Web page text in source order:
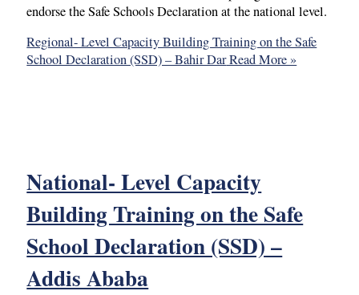
endorse the Safe Schools Declaration at the national level.
Regional- Level Capacity Building Training on the Safe
School Declaration (SSD) – Bahir DarRead More »
National- Level Capacity
Building Training on the Safe
School Declaration (SSD) –
Addis Ababa